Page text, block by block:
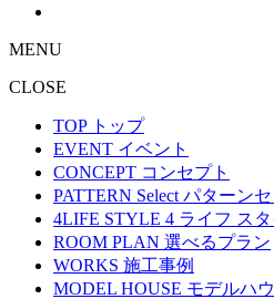
MENU
CLOSE
TOP トップ
EVENT イベント
CONCEPT コンセプト
PATTERN Select パターンセ
4LIFE STYLE 4 ライフ ス
ROOM PLAN 選べるプラン
WORKS 施工事例
MODEL HOUSE モデルハ